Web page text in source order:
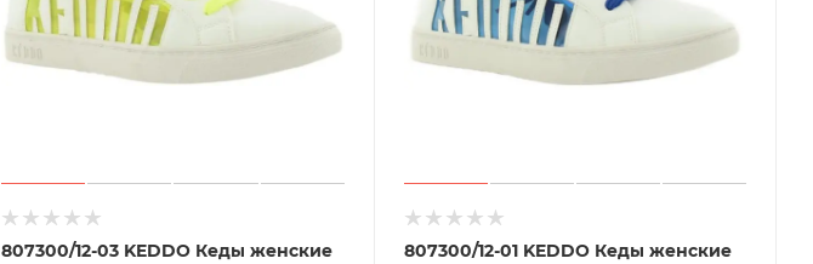
807300/12-03 KEDDO Кеды женские 807300/12-01 KEDDO Кеды женские